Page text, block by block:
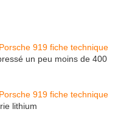
un peu moins de 400
lithium